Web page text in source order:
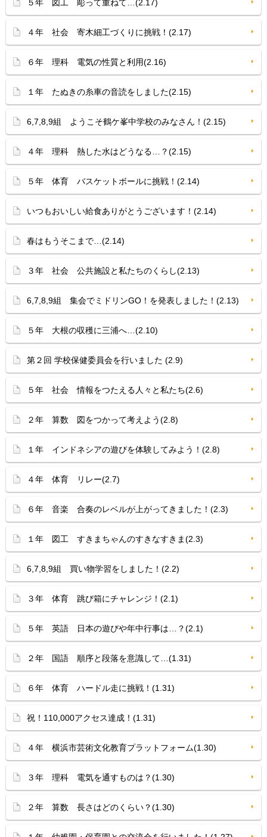
５年 図工 彫って重ねて…(2.17)
４年 社会 寄木細工づくりに挑戦！(2.17)
６年 理科 電気の性質と利用(2.16)
１年 たぬきの糸車の音読をしました(2.15)
6,7,8,9組 ようこそ鶴ケ峯中学校のみなさん！(2.15)
４年 理科 熱した水はどうなる…？(2.15)
５年 体育 バスケットボールに挑戦！(2.14)
いつもおいしい給食ありがとうございます！(2.14)
春はもうそこまで…(2.14)
３年 社会 公共施設と私たちのくらし(2.13)
6,7,8,9組 集会でミドリンGO！を発表しました！(2.13)
５年 大根の収穫に三浦へ…(2.10)
第２回 学校保健委員会を行いました (2.9)
５年 社会 情報をつたえる人々と私たち(2.6)
２年 算数 図をつかって考えよう(2.8)
１年 インドネシアの遊びを体験してみよう！(2.8)
４年 体育 リレー(2.7)
６年 音楽 合奏のレベルが上がってきました！(2.3)
１年 図工 すきまちゃんのすきなすきま(2.3)
6,7,8,9組 買い物学習をしました！(2.2)
３年 体育 跳び箱にチャレンジ！(2.1)
５年 英語 日本の遊びや年中行事は…？(2.1)
２年 国語 順序と段落を意識して…(1.31)
６年 体育 ハードル走に挑戦！(1.31)
祝！110,000アクセス達成！(1.31)
４年 横浜市芸術文化教育プラットフォーム(1.30)
３年 理科 電気を通すものは？(1.30)
２年 算数 長さはどのくらい？(1.30)